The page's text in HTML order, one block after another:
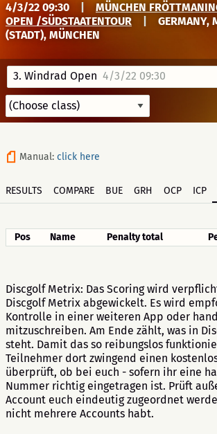
4/3/22 09:30
MÜNCHEN
OPEN /SÜDSTAATENTOUR
GERMANY,
(STADT), MÜNCHEN
3. Windrad Open 4/3/22 09:30
Manual: click here
RESULTS COMPARE BUE GRH OCP ICP
Pos Name Penalty total
Discgolf Metrix: Das Scoring wird
Discgolf Metrix abgewickelt. Es wird
Kontrolle in einer weiteren App oder
mitzuschreiben. Am Ende zählt, was in
steht. Damit das so reibungslos
Teilnehmer dort zwingend einen
überprüft, ob bei euch - sofern ihr eine
Nummer richtig eingetragen ist. Prüft
Account euch eindeutig zugeordnet
nicht mehrere Accounts habt.